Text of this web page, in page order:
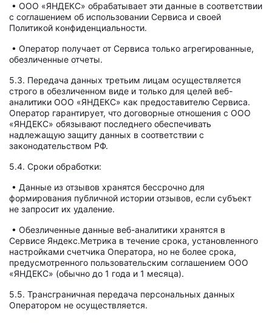
• ООО «ЯНДЕКС» обрабатывает эти данные в соответствии
с соглашением об использовании Сервиса и своей
Политикой конфиденциальности.
• Оператор получает от Сервиса только агрегированные,
обезличенные отчеты.
5.3. Передача данных третьим лицам осуществляется
строго в обезличенном виде и только для целей веб-
аналитики ООО «ЯНДЕКС» как предоставителю Сервиса.
Оператор гарантирует, что договорные отношения с ООО
«ЯНДЕКС» обязывают последнего обеспечивать
надлежащую защиту данных в соответствии с
законодательством РФ.
5.4. Сроки обработки:
• Данные из отзывов хранятся бессрочно для
формирования публичной истории отзывов, если субъект
не запросит их удаление.
• Обезличенные данные веб-аналитики хранятся в
Сервисе Яндекс.Метрика в течение срока, установленного
настройками счетчика Оператора, но не более срока,
предусмотренного пользовательским соглашением ООО
«ЯНДЕКС» (обычно до 1 года и 1 месяца).
5.5. Трансграничная передача персональных данных
Оператором не осуществляется.